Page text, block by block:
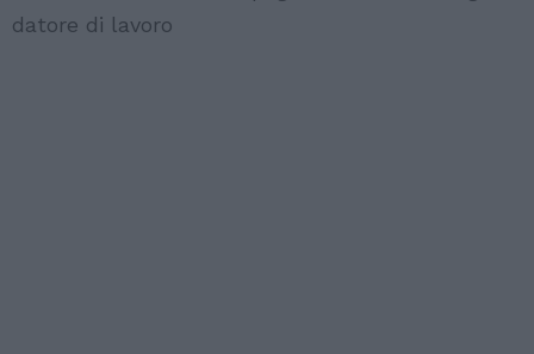
datore di lavoro